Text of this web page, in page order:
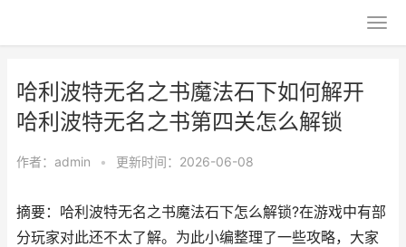
哈利波特无名之书魔法石下如何解开
哈利波特无名之书第四关怎么解锁
作者： admin • 更新时间：2026-06-08
摘要：哈利波特无名之书魔法石下怎么解锁?在游戏中有部
分玩家对此还不太了解。为此小编整理了一些攻略，大家